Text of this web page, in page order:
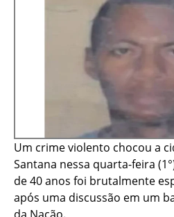
Um crime violento chocou a
Santana nessa quarta-feira
de 40 anos foi brutalmente
após uma discussão em um